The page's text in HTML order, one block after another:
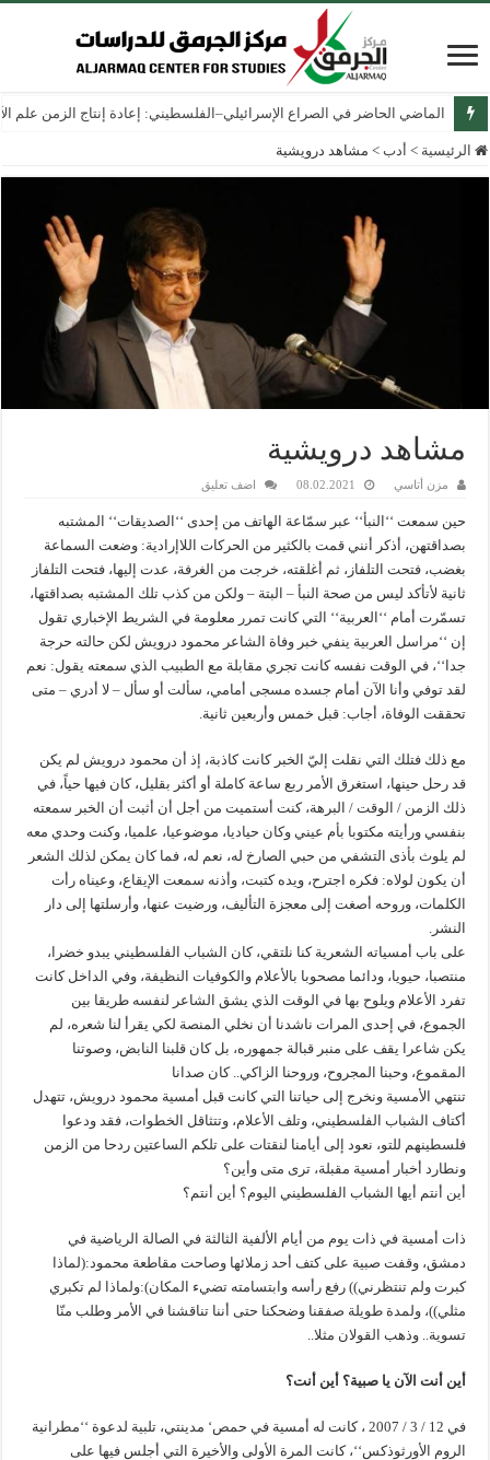
الماضي الحاضر في الصراع الإسرائيلي–الفلسطيني: إعادة إنتاج الزمن علم
الرئيسية > أدب > مشاهد درويشية
مشاهد درويشية
مزن أتاسي 08.02.2021 اضف تعليق
حين سمعت ‘‘النبأ‘‘ عبر سمّاعة الهاتف من إحدى ‘‘الصديقات‘‘ المشتبه
بصداقتهن، أذكر أنني قمت بالكثير من الحركات اللاإرادية: وضعت السماعة
بغضب، فتحت التلفاز، ثم أغلقته، خرجت من الغرفة، عدت إليها، فتحت التلفاز
ثانية لأتأكد ليس من صحة النبأ – البتة – ولكن من كذب تلك المشتبه بصداقتها،
تسمّرت أمام ‘‘العربية‘‘ التي كانت تمرر معلومة في الشريط الإخباري تقول
إن ‘‘مراسل العربية ينفي خبر وفاة الشاعر محمود درويش لكن حالته حرجة
جدا‘‘، في الوقت نفسه كانت تجري مقابلة مع الطبيب الذي سمعته يقول: نعم
لقد توفي وأنا الآن أمام جسده مسجى أمامي، سألت أو سأل – لا أدري – متى
تحققت الوفاة، أجاب: قبل خمس وأربعين ثانية.
مع ذلك فتلك التي نقلت إليّ الخبر كانت كاذبة، إذ أن محمود درويش لم يكن
قد رحل حينها، استغرق الأمر ربع ساعة كاملة أو أكثر بقليل، كان فيها حياً، في
ذلك الزمن / الوقت / البرهة، كنت أستميت من أجل أن أثبت أن الخبر سمعته
بنفسي ورأيته مكتوبا بأم عيني وكان حياديا، موضوعيا، علميا، وكنت وحدي معه
لم يلوث بأذى التشفي من حبي الصارخ له، نعم له، فما كان يمكن لذلك الشعر
أن يكون لولاه: فكره اجترح، ويده كتبت، وأذنه سمعت الإيقاع، وعيناه رأت
الكلمات، وروحه أصغت إلى معجزة التأليف، ورضيت عنها، وأرسلتها إلى دار
النشر.
على باب أمسياته الشعرية كنا نلتقي، كان الشباب الفلسطيني يبدو خضرا،
منتصبا، حيويا، ودائما مصحوبا بالأعلام والكوفيات النظيفة، وفي الداخل كانت
تفرد الأعلام ويلوح بها في الوقت الذي يشق الشاعر لنفسه طريقا بين
الجموع، في إحدى المرات ناشدنا أن نخلي المنصة لكي يقرأ لنا شعره، لم
يكن شاعرا يقف على منبر قبالة جمهوره، بل كان قلبنا النابض، وصوتنا
المقموع، وحبنا المجروح، وروحنا الزاكي.. كان صدانا
تنتهي الأمسية ونخرج إلى حياتنا التي كانت قبل أمسية محمود درويش، تتهدل
أكتاف الشباب الفلسطيني، وتلف الأعلام، وتتثاقل الخطوات، فقد ودعوا
فلسطينهم للتو، نعود إلى أيامنا لنقتات على تلكم الساعتين ردحا من الزمن
ونطارد أخبار أمسية مقبلة، ترى متى وأين؟
أين أنتم أيها الشباب الفلسطيني اليوم؟ أين أنتم؟
ذات أمسية في ذات يوم من أيام الألفية الثالثة في الصالة الرياضية في
دمشق، وقفت صبية على كتف أحد زملائها وصاحت مقاطعة محمود:(لماذا
كبرت ولم تنتظرني)) رفع رأسه وابتسامته تضيء المكان):ولماذا لم تكبري
مثلي))، ولمدة طويلة صفقنا وضحكنا حتى أننا تناقشنا في الأمر وطلب منّا
تسوية.. وذهب القولان مثلا..
أين أنت الآن يا صبية؟ أين أنت؟
في 12 / 3 / 2007 ، كانت له أمسية في حمص‘ مدينتي، تلبية لدعوة ‘‘مطرانية
الروم الأورثوذكس‘‘، كانت المرة الأولى والأخيرة التي أجلس فيها على